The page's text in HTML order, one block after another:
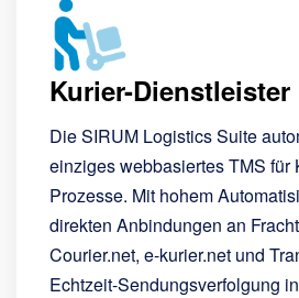
Kurier-Dienstleister
Die SIRUM Logistics Suite
einziges webbasiertes TMS für
Prozesse. Mit hohem
direkten Anbindungen an
Courier.net, e-kurier.net und
Echtzeit-Sendungsverfolgung